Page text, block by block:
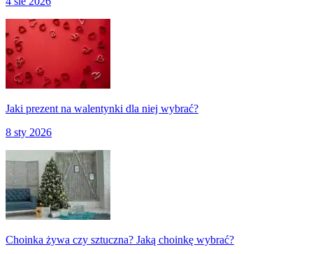
Jaki prezent na walentynki dla niej wybrać?
8 sty 2026
Choinka żywa czy sztuczna? Jaką choinkę wybrać?